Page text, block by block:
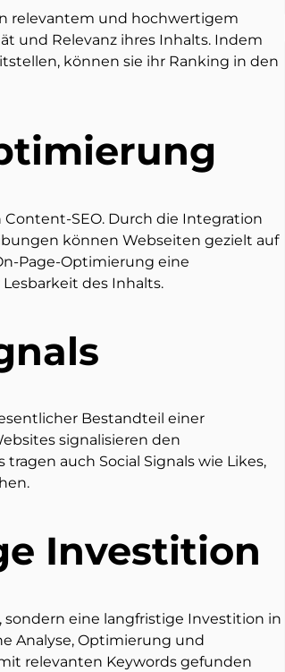
relevantem und hochwertigem
und Relevanz ihres Inhalts. Indem
können sie ihr Ranking in den
SEO. Durch die Integration
können Webseiten gezielt auf
Page-Optimierung eine
des Inhalts.
Bestandteil einer
signalisieren den
auch Social Signals wie Likes,
Investition
sondern eine langfristige Investition in
Analyse, Optimierung und
relevanten Keywords gefunden